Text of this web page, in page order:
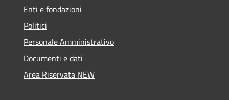
Enti e fondazioni
Politici
Personale Amministrativo
Documenti e dati
Area Riservata NEW